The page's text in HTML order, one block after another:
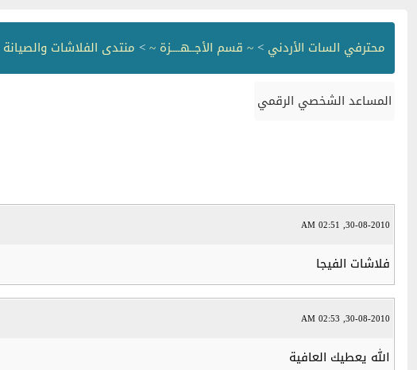
محترفي السات الأردني >~ قسم الأجــهــــزة ~> منتدى الفلاشات والصيانة
المساعد الشخصي الرقمي
30-08-2010, 02:51 AM
فلاشات الفيجا
30-08-2010, 02:53 AM
الله يعطيك العافية